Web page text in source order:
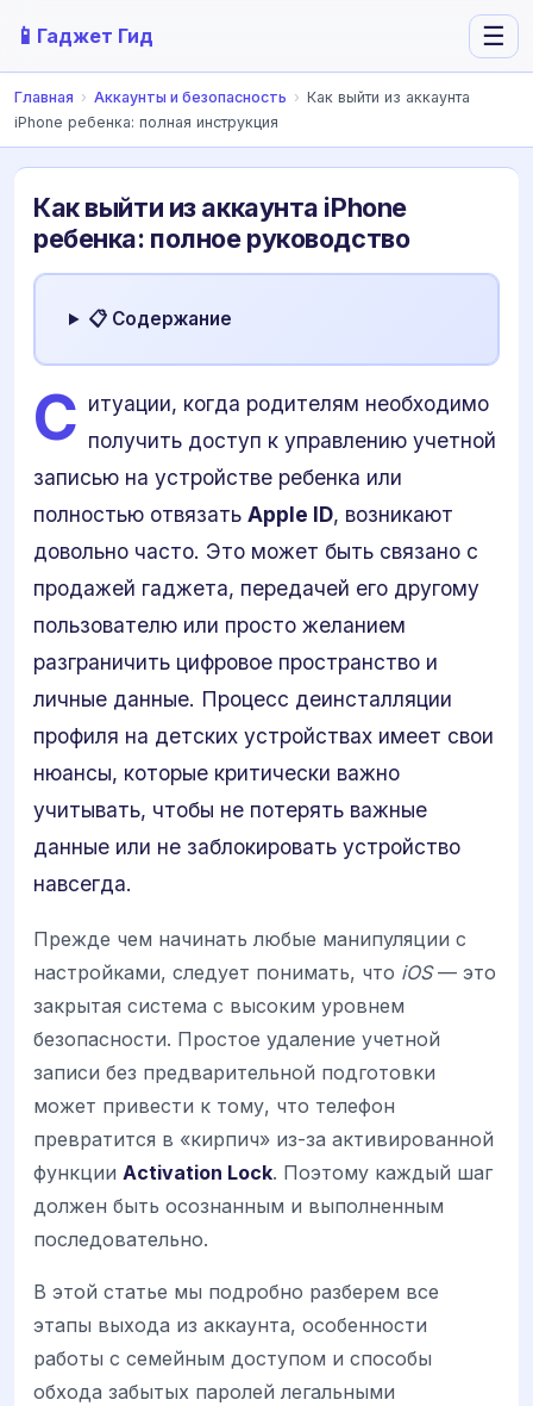
📱 Гаджет Гид ☰
Главная › Аккаунты и безопасность › Как выйти из аккаунта
iPhone ребенка: полная инструкция
Как выйти из аккаунта iPhone
ребенка: полное руководство
📋 Содержание
С итуации, когда родителям необходимо
получить доступ к управлению учетной
записью на устройстве ребенка или
полностью отвязать Apple ID, возникают
довольно часто. Это может быть связано с
продажей гаджета, передачей его другому
пользователю или просто желанием
разграничить цифровое пространство и
личные данные. Процесс деинсталляции
профиля на детских устройствах имеет свои
нюансы, которые критически важно
учитывать, чтобы не потерять важные
данные или не заблокировать устройство
навсегда.
Прежде чем начинать любые манипуляции с
настройками, следует понимать, что iOS— это
закрытая система с высоким уровнем
безопасности. Простое удаление учетной
записи без предварительной подготовки
может привести к тому, что телефон
превратится в «кирпич» из-за активированной
функции Activation Lock. Поэтому каждый шаг
должен быть осознанным и выполненным
последовательно.
В этой статье мы подробно разберем все
этапы выхода из аккаунта, особенности
работы с семейным доступом и способы
обхода забытых паролей легальными